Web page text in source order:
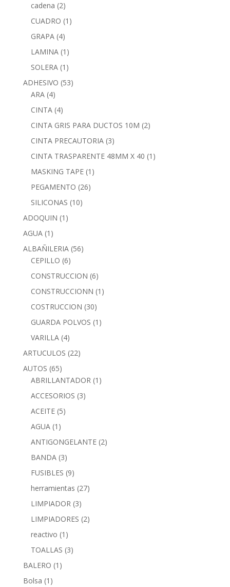
cadena (2)
CUADRO (1)
GRAPA (4)
LAMINA (1)
SOLERA (1)
ADHESIVO (53)
ARA (4)
CINTA (4)
CINTA GRIS PARA DUCTOS 10M (2)
CINTA PRECAUTORIA (3)
CINTA TRASPARENTE 48MM X 40 (1)
MASKING TAPE (1)
PEGAMENTO (26)
SILICONAS (10)
ADOQUIN (1)
AGUA (1)
ALBAÑILERIA (56)
CEPILLO (6)
CONSTRUCCION (6)
CONSTRUCCIONN (1)
COSTRUCCION (30)
GUARDA POLVOS (1)
VARILLA (4)
ARTUCULOS (22)
AUTOS (65)
ABRILLANTADOR (1)
ACCESORIOS (3)
ACEITE (5)
AGUA (1)
ANTIGONGELANTE (2)
BANDA (3)
FUSIBLES (9)
herramientas (27)
LIMPIADOR (3)
LIMPIADORES (2)
reactivo (1)
TOALLAS (3)
BALERO (1)
Bolsa (1)